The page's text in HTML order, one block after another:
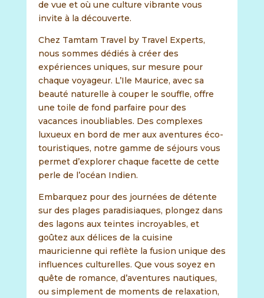
de vue et où une culture vibrante vous
invite à la découverte.
Chez Tamtam Travel by Travel Experts,
nous sommes dédiés à créer des
expériences uniques, sur mesure pour
chaque voyageur. L’Ile Maurice, avec sa
beauté naturelle à couper le souffle, offre
une toile de fond parfaire pour des
vacances inoubliables. Des complexes
luxueux en bord de mer aux aventures éco-
touristiques, notre gamme de séjours vous
permet d’explorer chaque facette de cette
perle de l’océan Indien.
Embarquez pour des journées de détente
sur des plages paradisiaques, plongez dans
des lagons aux teintes incroyables, et
goûtez aux délices de la cuisine
mauricienne qui reflète la fusion unique des
influences culturelles. Que vous soyez en
quête de romance, d’aventures nautiques,
ou simplement de moments de relaxation,